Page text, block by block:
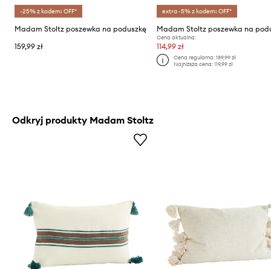
-25% z kodem: OFF*
Madam Stoltz poszewka na poduszkę
159,99 zł
extra -5% z kodem: OFF*
Madam Stoltz poszewka na
Cena aktualna:
114,99 zł
Cena regularna: 189,99 zł
Najniższa cena: 119,99 zł
Odkryj produkty Madam Stoltz